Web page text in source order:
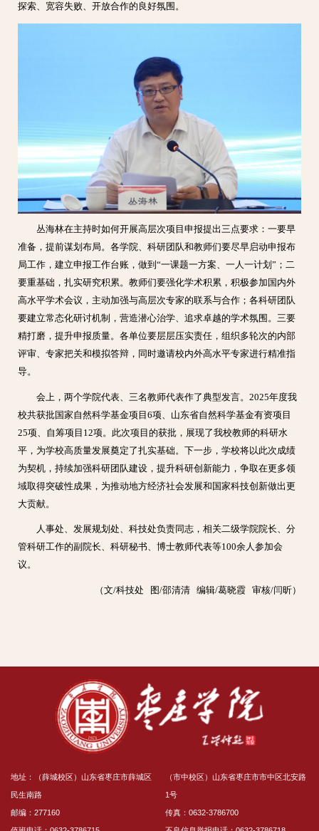
探索、宽容失败、开放合作的良好氛围。
丛海林在主持时如何开展高层次项目申报提出三点要求：一要早
准备，提前谋划布局。各学院、科研团队和教师们要尽早启动申报布
局工作，建立申报工作台账，做到“一课题一方案、一人一计划”；二
要重基础，扎实研究积累。教师们要强化学术积累，积极参加国内外
高水平学术会议，主动加强与高层次专家的联系与合作；各科研团队
要建立常态化研讨机制，营造潜心治学、追求卓越的学术氛围。三要
精打磨，提升申报质量。各单位要层层压实责任，组织多轮次的内部
评审、专家把关和模拟答辩，同时邀请校内外高水平专家进行精准指
导。
会上，两个学院代表、三名教师代表作了典型发言。2025年度我
校共获批国家自然科学基金项目6项、山东省自然科学基金有资项目
25项、自筹项目12项。此次项目的获批，展现了我校教师的科研水
平，为学校高质量发展奠定了扎实基础。下一步，学校将以此次成绩
为契机，持续加强科研团队建设，提升科研创新能力，争取在更多领
域取得突破性成果，为推动地方经济社会发展和国家科技创新做出更
大贡献。
人事处、发展规划处、科技处负责同志，相关二级学院院长、分
管科研工作的副院长、科研秘书、博士教师代表等100余人参加会
议。
（文/科技处 图/邵清清 编辑/葛晓霞 审核/闫昕）
地址：（薛城校区）山东省枣庄市薛城区
民生南路
邮编：277160
（市中校区）山东省枣庄市市中区北安路
1号
传真：0632-3786700